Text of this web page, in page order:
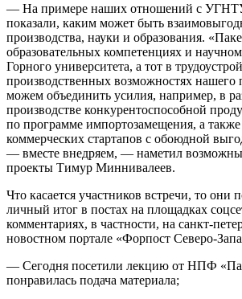
— На примере наших отношений с
показали, каким может быть
производства, науки и образования.
образовательных компетенциях и
Горного университета, а тот в
производственных возможностях
можем объединить усилия, например, в
производстве конкурентоспособной
по программе импортозамещения, а также
коммерческих стартапов с обоюдной
— вместе внедряем, — наметил
проекты Тимур Миннивалеев.
Что касается участников встречи, то они
личный итог в постах на площадках
комментариях, в частности, на санкт-
новостном портале «Форпост Северо-
— Сегодня посетили лекцию от НПФ
понравилась подача материала;